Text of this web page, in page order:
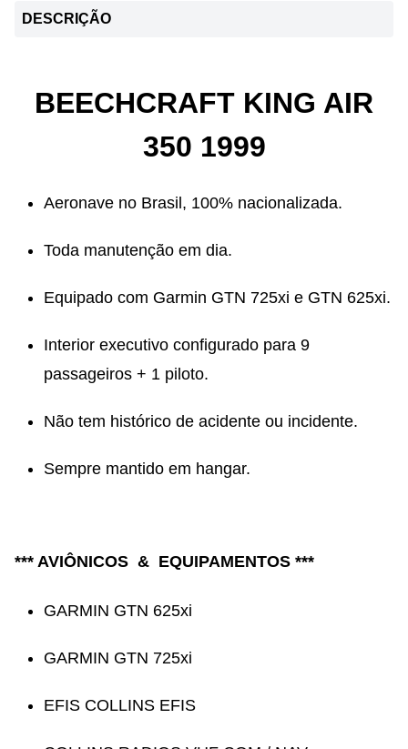
DESCRIÇÃO
BEECHCRAFT KING AIR
350 1999
Aeronave no Brasil, 100% nacionalizada.
Toda manutenção em dia.
Equipado com Garmin GTN 725xi e GTN 625xi.
Interior executivo configurado para 9
passageiros + 1 piloto.
Não tem histórico de acidente ou incidente.
Sempre mantido em hangar.
*** AVIÔNICOS & EQUIPAMENTOS ***
GARMIN GTN 625xi
GARMIN GTN 725xi
EFIS COLLINS EFIS